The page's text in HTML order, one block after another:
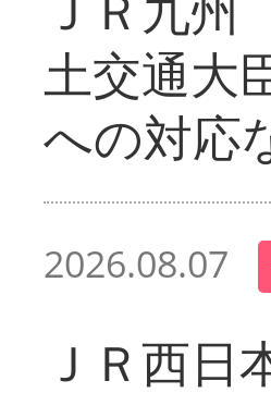
土交通大
への対応
2026.08.07
ＪＲ西